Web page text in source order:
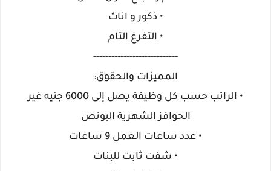
• ذكور و اناث
• التفرغ التام
----------------------------
المميزات والحقوق:
• الراتب حسب كل وظيفة يصل إلى 6000 جنيه غير
الحوافز الشهرية البونص
• عدد ساعات العمل 9 ساعات
• شفت ثابت للبنات